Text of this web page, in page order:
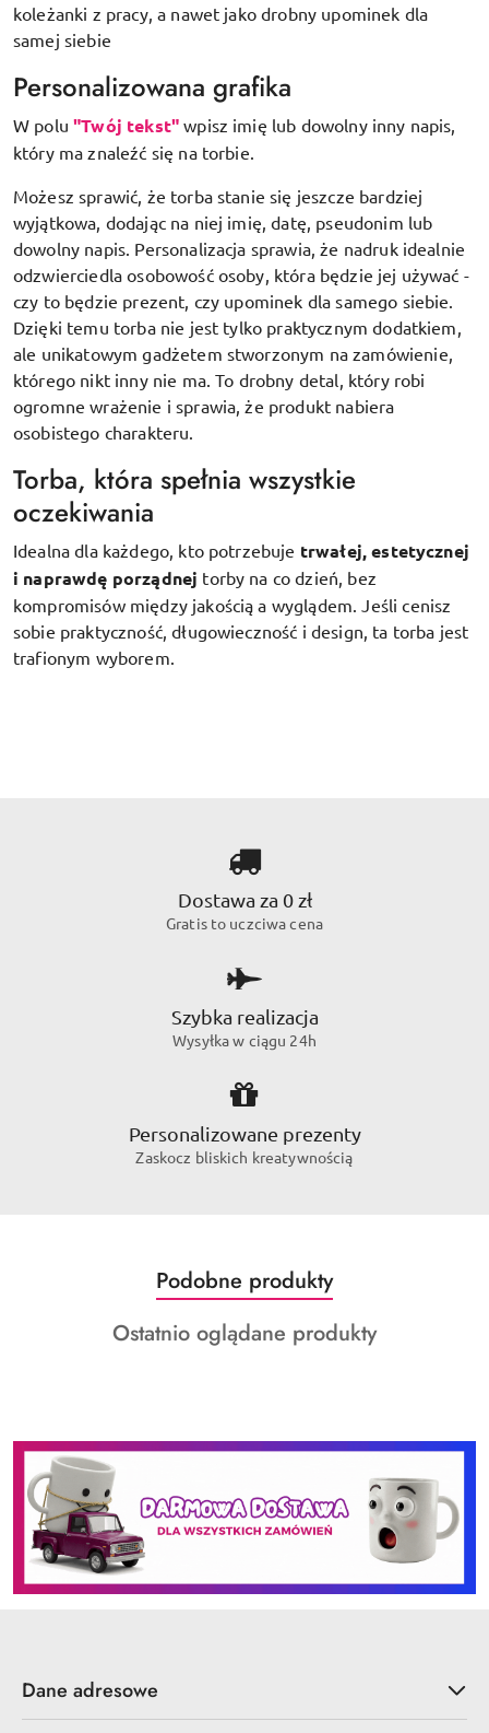
koleżanki z pracy, a nawet jako drobny upominek dla
samej siebie
Personalizowana grafika
W polu"Twój tekst" wpisz imię lub dowolny inny napis,
który ma znaleźć się na torbie.
Możesz sprawić, że torba stanie się jeszcze bardziej
wyjątkowa, dodając na niej imię, datę, pseudonim lub
dowolny napis. Personalizacja sprawia, że nadruk idealnie
odzwierciedla osobowość osoby, która będzie jej używać -
czy to będzie prezent, czy upominek dla samego siebie.
Dzięki temu torba nie jest tylko praktycznym dodatkiem,
ale unikatowym gadżetem stworzonym na zamówienie,
którego nikt inny nie ma. To drobny detal, który robi
ogromne wrażenie i sprawia, że produkt nabiera
osobistego charakteru.
Torba, która spełnia wszystkie
oczekiwania
Idealna dla każdego, kto potrzebuje trwałej, estetycznej
i naprawdę porządnej torby na co dzień, bez
kompromisów między jakością a wyglądem. Jeśli cenisz
sobie praktyczność, długowieczność i design, ta torba jest
trafionym wyborem.
Dostawa za 0 zł
Gratis to uczciwa cena
Szybka realizacja
Wysyłka w ciągu 24h
Personalizowane prezenty
Zaskocz bliskich kreatywnością
Pomiń karuzelę produktów
Produkty
o
statusie:
Podobne produkty
Produkty
Ostatnio oglądane produkty
Dane adresowe